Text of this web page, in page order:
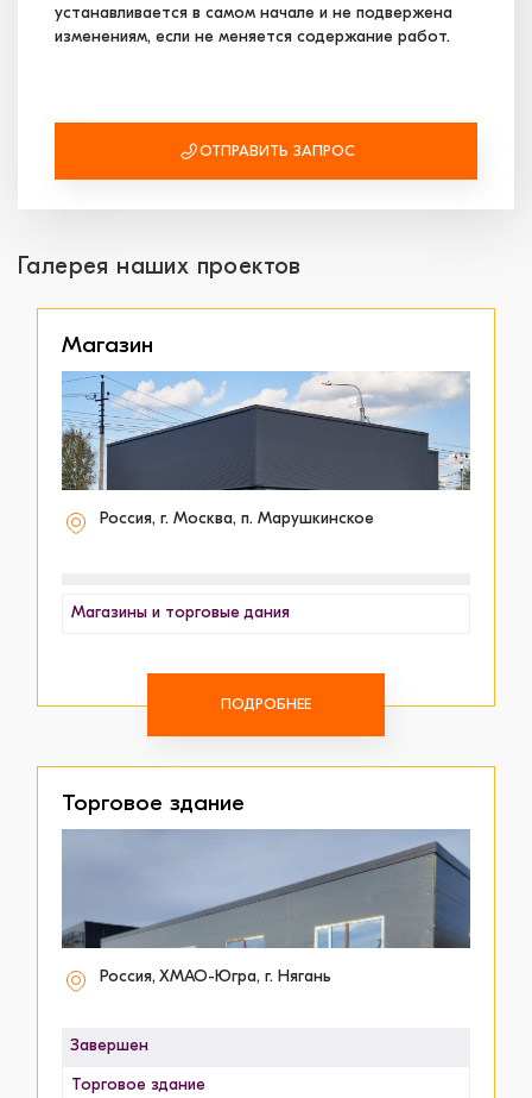
устанавливается в самом начале и не подвержена
изменениям, если не меняется содержание работ.
ОТПРАВИТЬ ЗАПРОС
Галерея наших проектов
Магазин
Россия, г. Москва, п. Марушкинское
Магазины и торговые дания
ПОДРОБНЕЕ
Торговое здание
Россия, ХМАО-Югра, г. Нягань
Завершен
Торговое здание